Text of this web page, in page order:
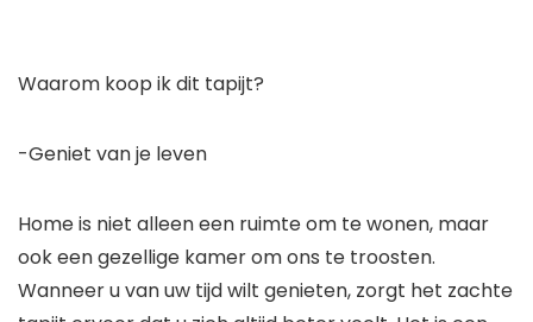
Waarom koop ik dit tapijt?
-Geniet van je leven
Home is niet alleen een ruimte om te wonen, maar
ook een gezellige kamer om ons te troosten.
Wanneer u van uw tijd wilt genieten, zorgt het zachte